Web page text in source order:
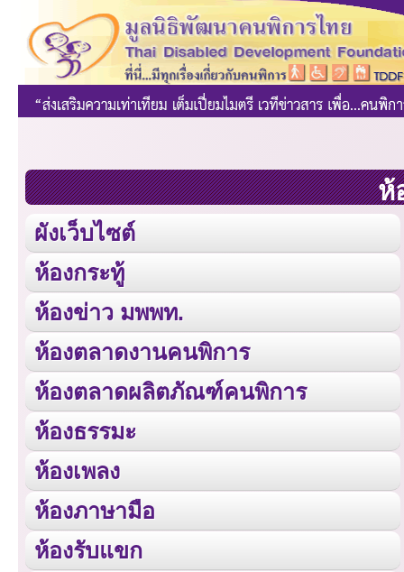
ห้
ผังเว็บไซต์
ห้องกระทู้
ห้องข่าว มพพท.
ห้องตลาดงานคนพิการ
ห้องตลาดผลิตภัณฑ์คนพิการ
ห้องธรรมะ
ห้องเพลง
ห้องภาษามือ
ห้องรับแขก